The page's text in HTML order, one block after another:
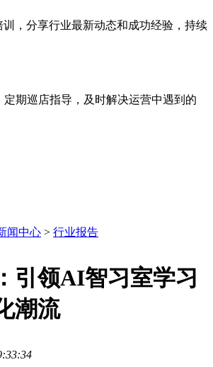
，分享行业最新动态和成功经验，持续
定期巡店指导，及时解决运营中遇到的
闻中心 > 行业报告
引领AI智习室学习
潮流